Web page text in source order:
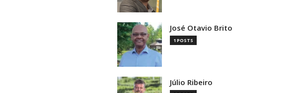
José Otavio Brito
1 POSTS
Júlio Ribeiro